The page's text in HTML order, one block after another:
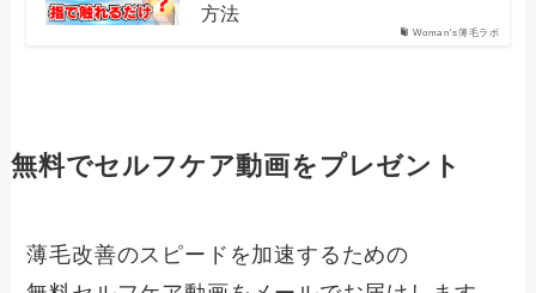
Woman's薄毛ラボ
方法
無料でセルフケア動画をプレゼント
薄毛改善のスピードを加速するための